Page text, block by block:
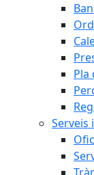
Pla
Serveis